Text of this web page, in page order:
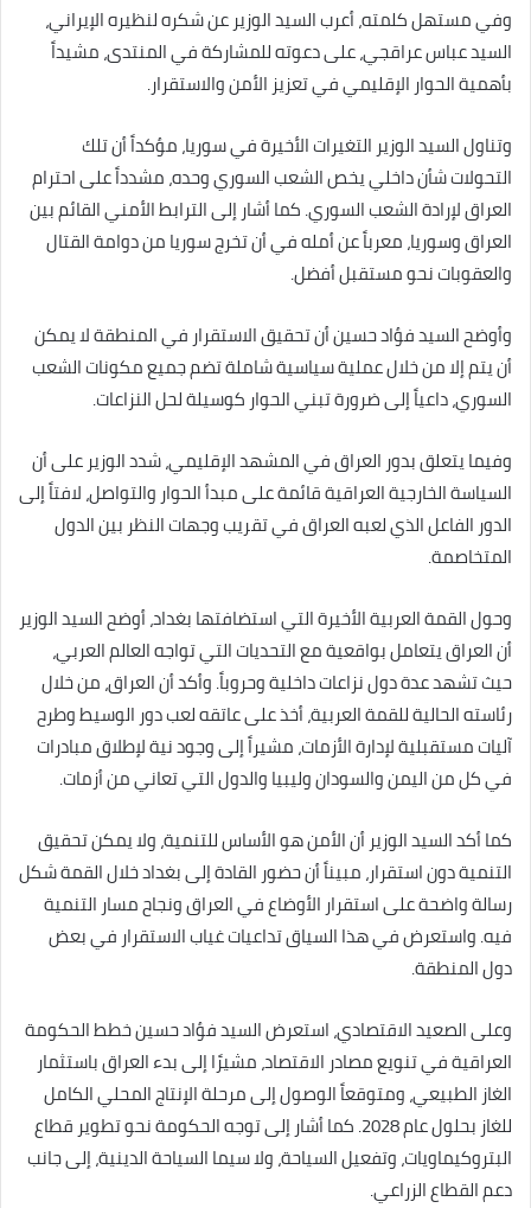
وفي مستهل كلمته، أعرب السيد الوزير عن شكره لنظيره الإيراني،
السيد عباس عراقجي، على دعوته للمشاركة في المنتدى، مشيداً
بأهمية الحوار الإقليمي في تعزيز الأمن والاستقرار.
وتناول السيد الوزير التغيرات الأخيرة في سوريا، مؤكداً أن تلك
التحولات شأن داخلي يخص الشعب السوري وحده، مشدداً على احترام
العراق لإرادة الشعب السوري. كما أشار إلى الترابط الأمني القائم بين
العراق وسوريا، معرباً عن أمله في أن تخرج سوريا من دوامة القتال
والعقوبات نحو مستقبل أفضل.
وأوضح السيد فؤاد حسين أن تحقيق الاستقرار في المنطقة لا يمكن
أن يتم إلا من خلال عملية سياسية شاملة تضم جميع مكونات الشعب
السوري، داعياً إلى ضرورة تبني الحوار كوسيلة لحل النزاعات.
وفيما يتعلق بدور العراق في المشهد الإقليمي، شدد الوزير على أن
السياسة الخارجية العراقية قائمة على مبدأ الحوار والتواصل، لافتاً إلى
الدور الفاعل الذي لعبه العراق في تقريب وجهات النظر بين الدول
المتخاصمة.
وحول القمة العربية الأخيرة التي استضافتها بغداد، أوضح السيد الوزير
أن العراق يتعامل بواقعية مع التحديات التي تواجه العالم العربي،
حيث تشهد عدة دول نزاعات داخلية وحروباً. وأكد أن العراق، من خلال
رئاسته الحالية للقمة العربية، أخذ على عاتقه لعب دور الوسيط وطرح
آليات مستقبلية لإدارة الأزمات، مشيراً إلى وجود نية لإطلاق مبادرات
في كل من اليمن والسودان وليبيا والدول التي تعاني من أزمات.
كما أكد السيد الوزير أن الأمن هو الأساس للتنمية، ولا يمكن تحقيق
التنمية دون استقرار، مبيناً أن حضور القادة إلى بغداد خلال القمة شكل
رسالة واضحة على استقرار الأوضاع في العراق ونجاح مسار التنمية
فيه. واستعرض في هذا السياق تداعيات غياب الاستقرار في بعض
دول المنطقة.
وعلى الصعيد الاقتصادي، استعرض السيد فؤاد حسين خطط الحكومة
العراقية في تنويع مصادر الاقتصاد، مشيرًا إلى بدء العراق باستثمار
الغاز الطبيعي، ومتوقعاً الوصول إلى مرحلة الإنتاج المحلي الكامل
للغاز بحلول عام 2028. كما أشار إلى توجه الحكومة نحو تطوير قطاع
البتروكيماويات، وتفعيل السياحة، ولا سيما السياحة الدينية، إلى جانب
دعم القطاع الزراعي.